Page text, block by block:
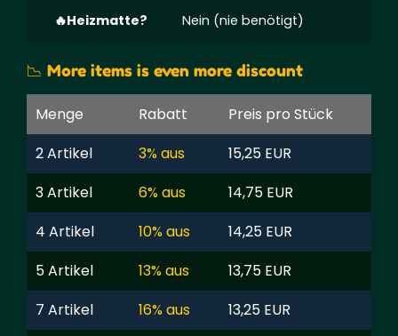
Heizmatte? Nein (nie benötigt)
📉 More items is even more discount
Menge Rabatt
Preis pro Stück
2 Artikel
3% aus
15,25 EUR
3 Artikel
6% aus
14,75 EUR
4 Artikel
10% aus
14,25 EUR
5 Artikel
13% aus
13,75 EUR
7 Artikel
16% aus
13,25 EUR